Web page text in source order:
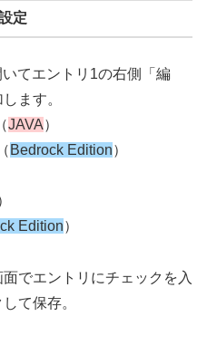
定
てエントリ1の右側「編
ます。
（JAVA）
（ Bedrock Edition）
Edition）
でエントリにチェックを入
て保存。